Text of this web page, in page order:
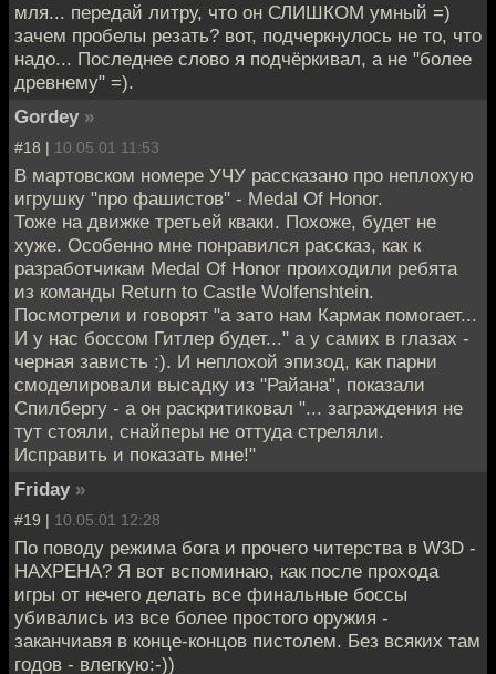
мля... передай литру, что он СЛИШКОМ умный =)
зачем пробелы резать? вот, подчеркнулось не то, что
надо... Последнее слово я подчёркивал, а не "более
древнему" =).
Gordey »
#18 | 10.05.01 11:53
В мартовском номере УЧУ рассказано про неплохую
игрушку "про фашистов" - Medal Of Honor.
Тоже на движке третьей кваки. Похоже, будет не
хуже. Особенно мне понравился рассказ, как к
разработчикам Medal Of Honor проиходили ребята
из команды Return to Castle Wolfenshtein.
Посмотрели и говорят "а зато нам Кармак помогает...
И у нас боссом Гитлер будет..." а у самих в глазах -
черная зависть :). И неплохой эпизод, как парни
смоделировали высадку из "Райана", показали
Спилбергу - а он раскритиковал "... заграждения не
тут стояли, снайперы не оттуда стреляли.
Исправить и показать мне!"
Friday »
#19 | 10.05.01 12:28
По поводу режима бога и прочего читерства в W3D -
НАХРЕНА? Я вот вспоминаю, как после прохода
игры от нечего делать все финальные боссы
убивались из все более простого оружия -
заканчиавя в конце-концов пистолем. Без всяких там
годов - влегкую:-))